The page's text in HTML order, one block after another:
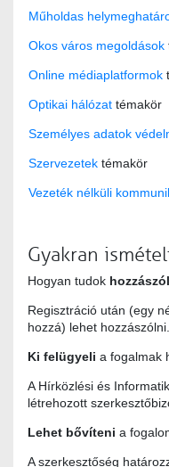
Műholdas
Okos város megoldások
Online médiaplatformok
Optikai hálózat témakör
Személyes adatok
Szervezetek témakör
Vezeték nélküli
Gyakran
Hogyan tudok
Regisztráció után (egy
hozzá) lehet hozzászólni.
Ki felügyeli a fogalmak
A Hírközlési és
létrehozott
Lehet bővíteni a
A szerkesztőség